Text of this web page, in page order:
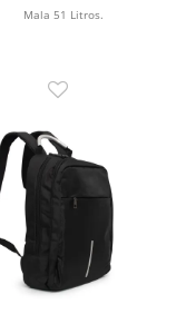
Mala 51 Litros.